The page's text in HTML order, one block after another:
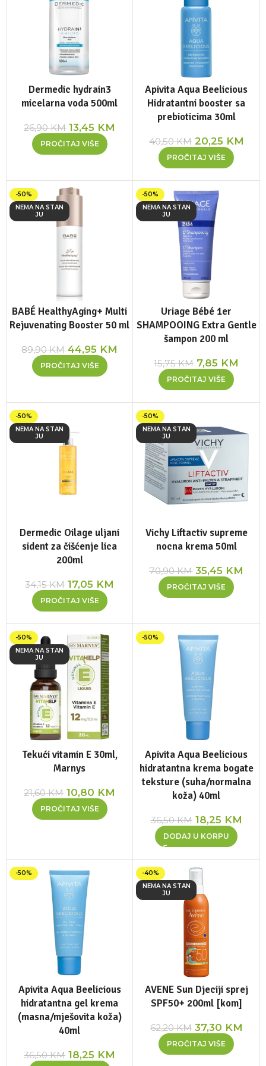
Dermedic hydrain3
micelarna voda 500ml
26,90KM 13,45 KM
PROČITAJ VIŠE
Apivita Aqua Beelicious
Hidratantni booster sa
prebioticima 30ml
40,50KM 20,25 KM
PROČITAJ VIŠE
-50%
NEMA NA STAN
JU
BABÉ HealthyAging+ Multi
Rejuvenating Booster 50 ml
89,90KM 44,95 KM
PROČITAJ VIŠE
-50%
NEMA NA STAN
JU
Uriage Bébé 1er
SHAMPOOING Extra Gentle
šampon 200 ml
15,75KM 7,85 KM
PROČITAJ VIŠE
-50%
NEMA NA STAN
JU
Dermedic Oilage uljani
sident za čišćenje lica
200ml
34,15KM 17,05 KM
PROČITAJ VIŠE
-50%
NEMA NA STAN
JU
Vichy Liftactiv supreme
nocna krema 50ml
70,90KM 35,45 KM
PROČITAJ VIŠE
-50%
NEMA NA STAN
JU
Tekući vitamin E 30ml,
Marnys
21,60KM 10,80 KM
PROČITAJ VIŠE
-50%
Apivita Aqua Beelicious
hidratantna krema bogate
teksture (suha/normalna
koža) 40ml
36,50KM 18,25 KM
DODAJ U KORPU
-50%
Apivita Aqua Beelicious
hidratantna gel krema
(masna/mješovita koža)
40ml
36,50KM 18,25 KM
-40%
NEMA NA STAN
JU
AVENE Sun Djeciji sprej
SPF50+ 200ml [kom]
62,20KM 37,30 KM
PROČITAJ VIŠE